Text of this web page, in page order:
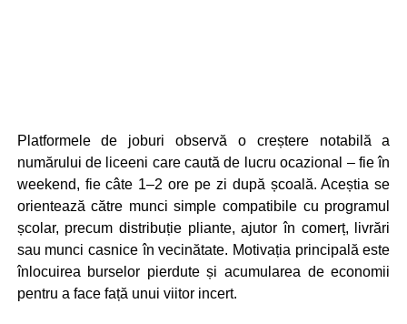
Platformele de joburi observă o creștere notabilă a
numărului de liceeni care caută de lucru ocazional – fie în
weekend, fie câte 1–2 ore pe zi după școală. Aceștia se
orientează către munci simple compatibile cu programul
școlar, precum distribuție pliante, ajutor în comerț, livrări
sau munci casnice în vecinătate. Motivația principală este
înlocuirea burselor pierdute și acumularea de economii
pentru a face față unui viitor incert.